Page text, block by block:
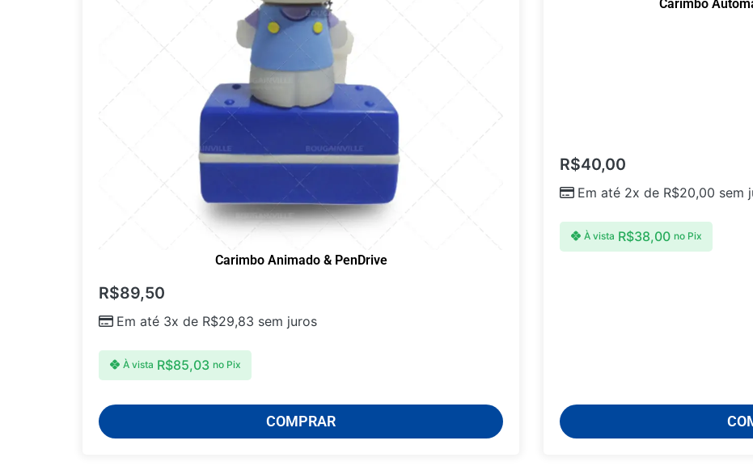
Carimbo Animado & PenDrive
R$89,50
Em até 3x de R$29,83 sem juros
À vista R$85,03 no Pix
COMPRAR
Carimbo
R$40,00
Em até 2x de R$20,00 sem
À vista R$38,00 no Pix